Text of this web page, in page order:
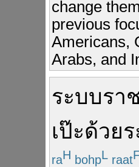
change
previous
Americans,
Arabs, and
ระบบรา
เป๊ะด้วย
raH bohpL raat